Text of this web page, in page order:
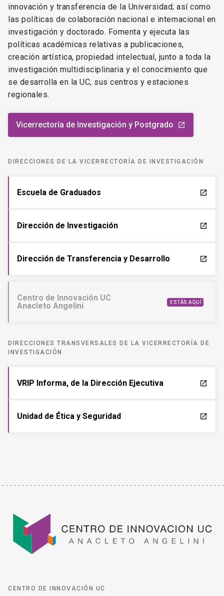
innovación y transferencia de la Universidad; así como
las políticas de colaboración nacional e internacional en
investigación y doctorado. Fomenta y ejecuta las
políticas académicas relativas a publicaciones,
creación artística, propiedad intelectual, junto a toda la
investigación multidisciplinaria y el conocimiento que
se desarrolla en la UC, sus centros y estaciones
regionales.
Vicerrectoría de Investigación y Postgrado launch
DIRECCIONES DE LA VICERRECTORÍA DE INVESTIGACIÓN
Escuela de Graduados launch
Dirección de Investigación launch
Dirección de Transferencia y Desarrollo launch
Centro de Innovación UC
Anacleto Angelini
ESTÁS AQUÍ
DIRECCIONES TRANSVERSALES DE LA VICERRECTORÍA DE
INVESTIGACIÓN
VRIP Informa, de la Dirección Ejecutiva launch
Unidad de Ética y Seguridad launch
CENTRO DE INNOVACIÓN UC